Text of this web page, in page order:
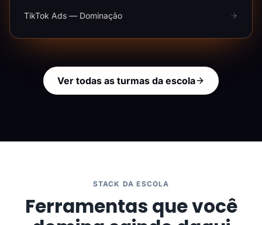
TikTok Ads — Dominação
Ver todas as turmas da escola
STACK DA ESCOLA
Ferramentas que você